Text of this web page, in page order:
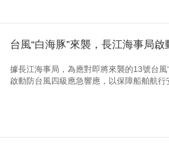
台風“白海豚”來襲，長江海事局
據長江海事局，為應對即將來襲的13號台
啟動防台風四級應急響應，以保障船舶航行